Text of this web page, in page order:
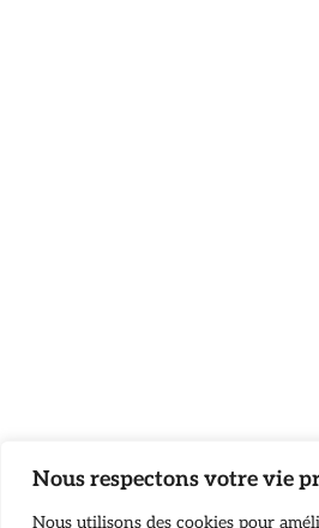
Nous respectons votre vie
Nous utilisons des cookies pour